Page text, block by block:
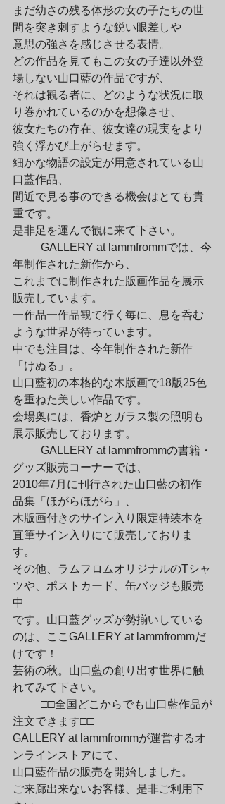
まだ幼さの残る体形の女の子たちの世
間を突き刺すような鋭い眼差しや
意思の強さを感じさせる表情。
どの作品を見てもこの女の子達以外登
場しない山口藍の作品ですが、
それは観る者に、どのような状況に取
り巻かれているのかを想像させ、
彼女たちの存在、彼女達の現実をより
強く浮かび上がらせます。
細かな物語の設定が用意されている山
口藍作品、
間近で見る事のできる機会はとても貴
重です。
是非足を運んで観に来て下さい。
年制作された新作から、
これまでに制作された版画作品を展示
販売しています。
一作品一作品観て行く毎に、息を呑む
ような世界が待っています。
中でも注目は、今年制作された新作
「けぬる」。
山口藍初の本格的な木版画で18版25色
を重ねた美しい作品です。
会場奥には、香炉とガラス製の照明も
展示販売しております。
グッズ販売コーナーでは、
2010年7月に刊行された山口藍の初作
品集「ほがらほがら」、
木版画付きのサイン入り限定特装本を
直筆サイン入りにて販売しておりま
す。
その他、ラムフロムオリジナルのTシャ
ツや、ポストカード、缶バッジも販売
中
です。山口藍グッズが勢揃いしている
のは、ここGALLERY at lammfrommだ
けです！
芸術の秋。山口藍の創り出す世界に触
れてみて下さい。
注文できます□□
GALLERY at lammfrommが運営するオ
ンラインストアにて、
山口藍作品の販売を開始しました。
ご来廊出来ないお客様、是非ご利用下